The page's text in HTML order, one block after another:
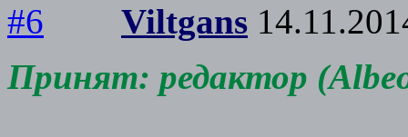
Viltgans
Принят: редактор